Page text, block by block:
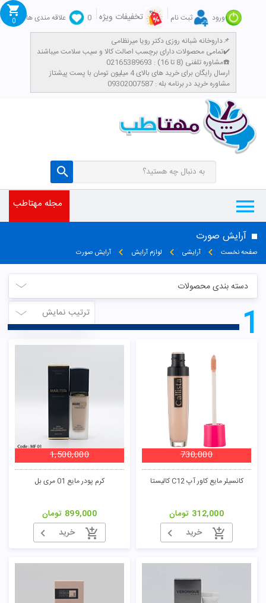
ورود ثبت نام تخفیفات ویژه 0
علاقه مندی ها
داروخانه شبانه روزی دکتر رویا میرنظامی📌
تمامی محصولات دارای برچسب اصالت کالا و سیب سلامت میباشند✔️
مشاوره تلفنی (8 تا 16) : 02165389693☎️
​ارسال رایگان برای خرید های بالای 4 میلیون تومان با پست پیشتاز
مشاوره خرید در برنامه بله : 09302007587
0
مجله مهتاطب
آرایش صورت
صفحه نخست آرایشی لوازم آرایش آرایش صورت
دسته بندی محصولات
ترتیب نمایش
1
کانسیلر مایع کاور آپ C12 کالیستا
730,000
312,000 تومان
خرید
کرم پودر مایع 01 مری بل
1,500,000
899,000 تومان
خرید